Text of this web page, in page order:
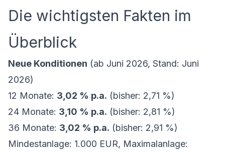
Die wichtigsten Fakten im
Überblick
Neue Konditionen (ab Juni 2026, Stand: Juni
2026)
12 Monate: 3,02 % p.a. (bisher: 2,71 %)
24 Monate: 3,10 % p.a. (bisher: 2,81 %)
36 Monate: 3,02 % p.a. (bisher: 2,91 %)
Mindestanlage: 1.000 EUR, Maximalanlage: